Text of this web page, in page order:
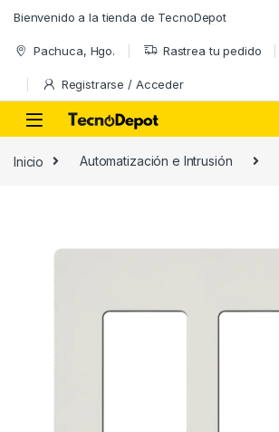
Bienvenido a la tienda de TecnoDepot
Pachuca, Hgo. Rastrea tu pedido
Registrarse / Acceder
Inicio Automatización e Intrusión